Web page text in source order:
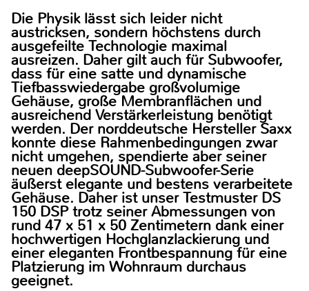
Die Physik lässt sich leider nicht
austricksen, sondern höchstens durch
ausgefeilte Technologie maximal
ausreizen. Daher gilt auch für Subwoofer,
dass für eine satte und dynamische
Tiefbasswiedergabe großvolumige
Gehäuse, große Membranflächen und
ausreichend Verstärkerleistung benötigt
werden. Der norddeutsche Hersteller Saxx
konnte diese Rahmenbedingungen zwar
nicht umgehen, spendierte aber seiner
neuen deepSOUND-Subwoofer-Serie
äußerst elegante und bestens verarbeitete
Gehäuse. Daher ist unser Testmuster DS
150 DSP trotz seiner Abmessungen von
rund 47 x 51 x 50 Zentimetern dank einer
hochwertigen Hochglanzlackierung und
einer eleganten Frontbespannung für eine
Platzierung im Wohnraum durchaus
geeignet.